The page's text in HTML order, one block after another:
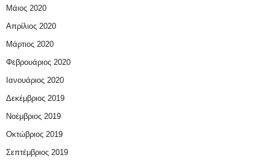
Μάιος 2020
Απρίλιος 2020
Μάρτιος 2020
Φεβρουάριος 2020
Ιανουάριος 2020
Δεκέμβριος 2019
Νοέμβριος 2019
Οκτώβριος 2019
Σεπτέμβριος 2019